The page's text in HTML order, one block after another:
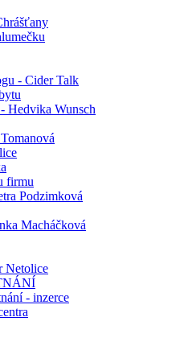
- Cider Talk
Hedvika Wunsch
firmu
Podzimková
Macháčková
Netolice
- inzerce